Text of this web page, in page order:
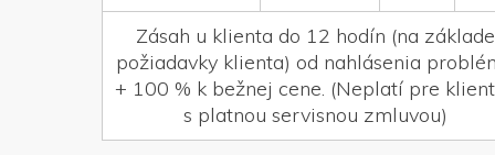
Zásah u klienta do 12 hodín (na základe
požiadavky klienta) od nahlásenia
+ 100 % k bežnej cene. (Neplatí pre
s platnou servisnou zmluvou)